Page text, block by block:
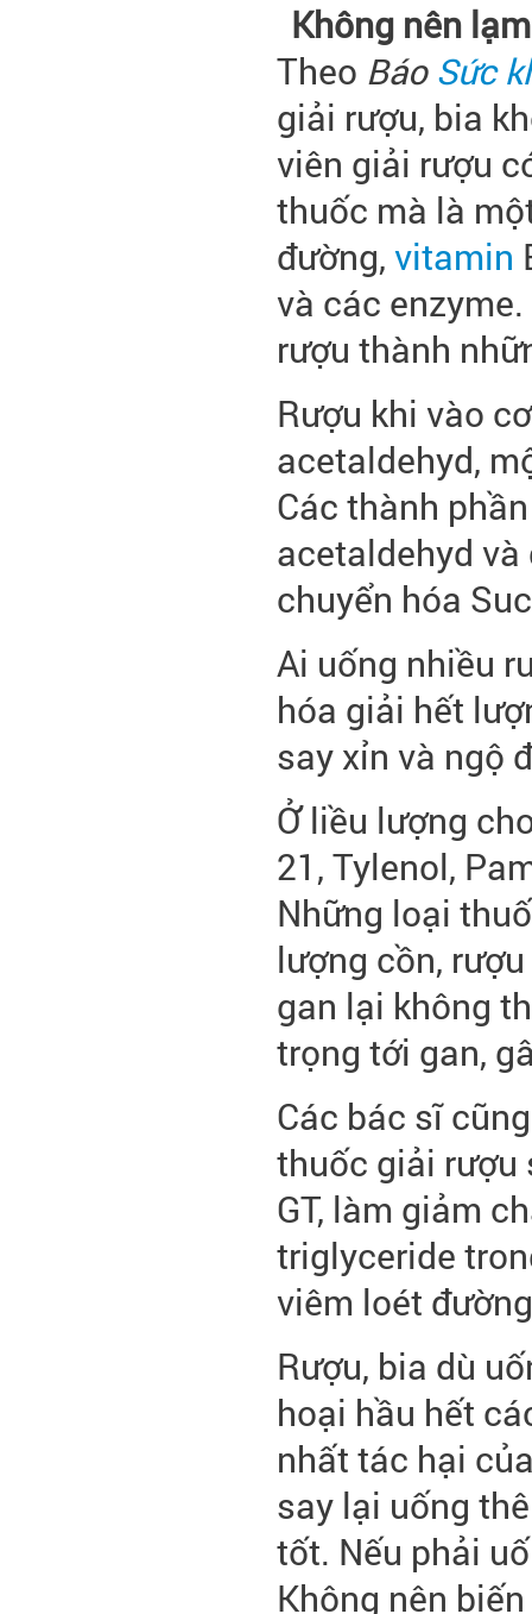
Không nên
Theo Báo Sức
giải rượu, bia
viên giải rượu
thuốc mà là
đường, vitamin
và các
rượu thành
Rượu khi vào
acetaldehyd,
Các thành
acetaldehyd
chuyển hóa
Ai uống nhiều
hóa giải hết
say xỉn và ngộ
Ở liều lượng
21, Tylenol,
Những loại
lượng cồn,
gan lại không
trọng tới gan,
Các bác sĩ
thuốc giải rượu
GT, làm giảm
triglyceride
viêm loét
Rượu, bia dù
hoại hầu hết
nhất tác hại
say lại uống
tốt. Nếu phải
Không nên